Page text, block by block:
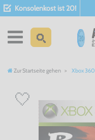
Konsolenkost ist 20!
Zur Startseite gehen Xbox 360